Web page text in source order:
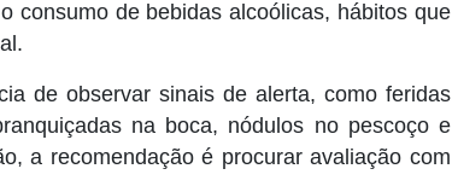
consumo de bebidas alcoólicas, hábitos que
de observar sinais de alerta, como feridas
na boca, nódulos no pescoço e
a recomendação é procurar avaliação com